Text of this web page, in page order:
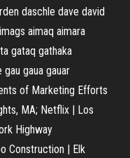
daschle dave david
aimaq aimara
gataq gathaka
gaua gauar
of Marketing Efforts
MA; Netflix | Los
Highway
Construction | Elk